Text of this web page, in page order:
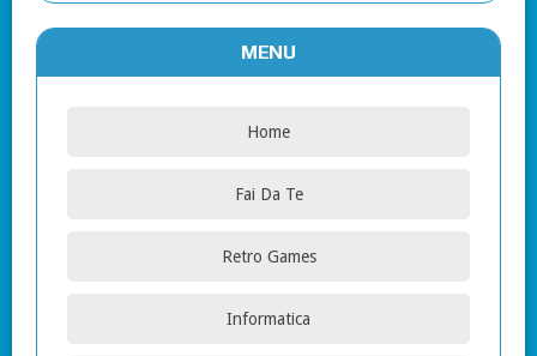
MENU
Home
Fai Da Te
Retro Games
Informatica